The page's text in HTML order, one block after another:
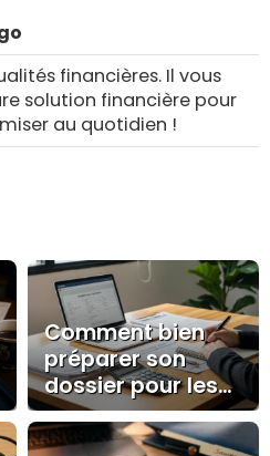
financières. Il vous
solution financière pour
au quotidien !
Comment bien
préparer son
dossier pour les
prêts à la
consommation ?